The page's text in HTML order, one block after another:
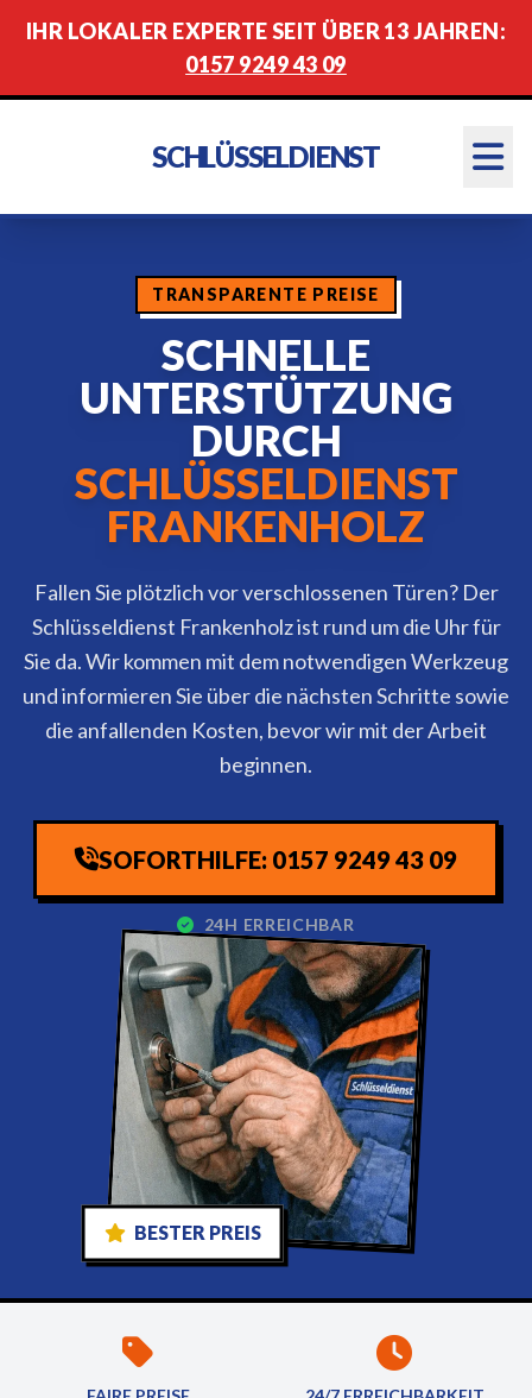
IHR LOKALER EXPERTE SEIT ÜBER 13 JAHREN:
0157 9249 43 09
SCHLÜSSELDIENST
TRANSPARENTE PREISE
SCHNELLE
UNTERSTÜTZUNG
DURCH
SCHLÜSSELDIENST
FRANKENHOLZ
Fallen Sie plötzlich vor verschlossenen Türen? Der
Schlüsseldienst Frankenholz ist rund um die Uhr für
Sie da. Wir kommen mit dem notwendigen Werkzeug
und informieren Sie über die nächsten Schritte sowie
die anfallenden Kosten, bevor wir mit der Arbeit
beginnen.
SOFORTHILFE: 0157 9249 43 09
24H ERREICHBAR
BESTER PREIS